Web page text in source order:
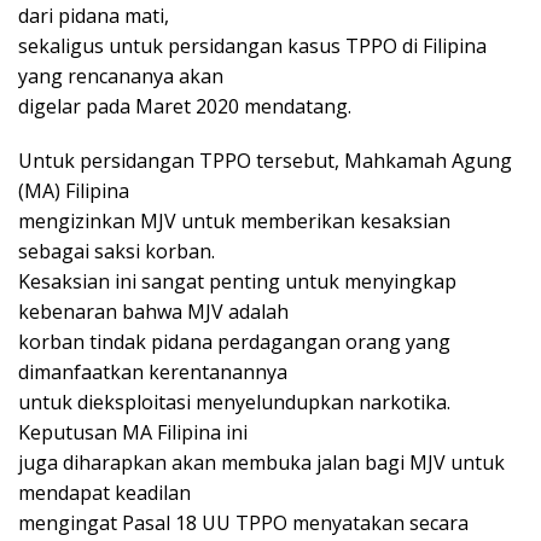
dari pidana mati,
sekaligus untuk persidangan kasus TPPO di Filipina
yang rencananya akan
digelar pada Maret 2020 mendatang.
Untuk persidangan TPPO tersebut, Mahkamah Agung
(MA) Filipina
mengizinkan MJV untuk memberikan kesaksian
sebagai saksi korban.
Kesaksian ini sangat penting untuk menyingkap
kebenaran bahwa MJV adalah
korban tindak pidana perdagangan orang yang
dimanfaatkan kerentanannya
untuk dieksploitasi menyelundupkan narkotika.
Keputusan MA Filipina ini
juga diharapkan akan membuka jalan bagi MJV untuk
mendapat keadilan
mengingat Pasal 18 UU TPPO menyatakan secara